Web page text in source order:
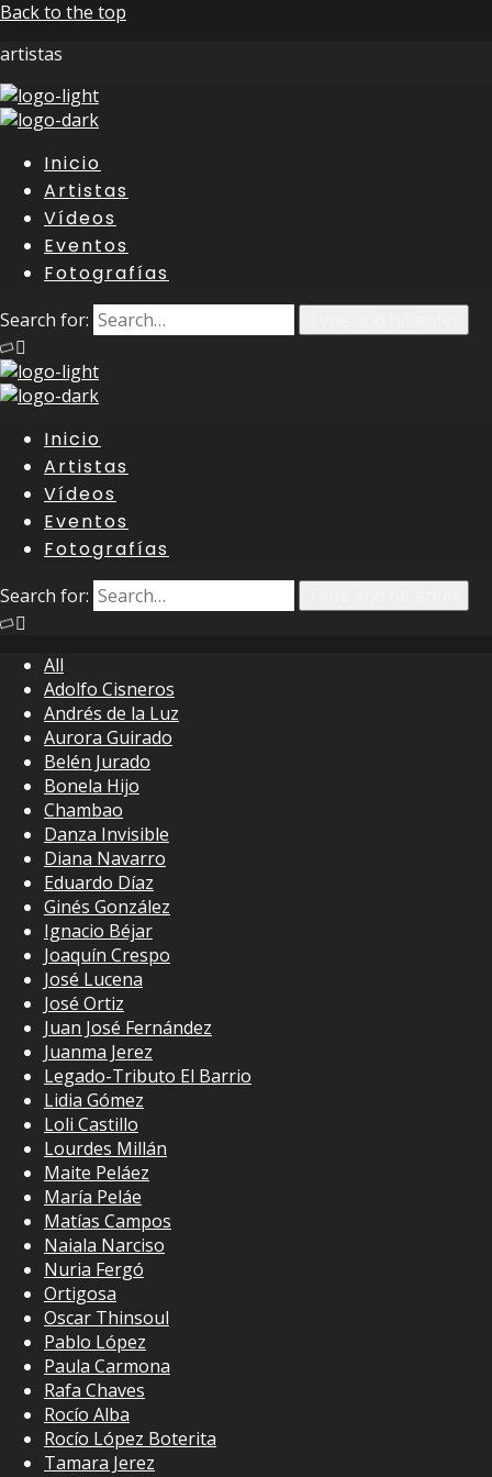
Back to the top
artistas
Inicio
Artistas
Vídeos
Eventos
Fotografías
Search for:
Inicio
Artistas
Vídeos
Eventos
Fotografías
Search for:
All
Adolfo Cisneros
Andrés de la Luz
Aurora Guirado
Belén Jurado
Bonela Hijo
Chambao
Danza Invisible
Diana Navarro
Eduardo Díaz
Ginés González
Ignacio Béjar
Joaquín Crespo
José Lucena
José Ortiz
Juan José Fernández
Juanma Jerez
Legado-Tributo El Barrio
Lidia Gómez
Loli Castillo
Lourdes Millán
Maite Peláez
María Peláe
Matías Campos
Naiala Narciso
Nuria Fergó
Ortigosa
Oscar Thinsoul
Pablo López
Paula Carmona
Rafa Chaves
Rocío Alba
Rocío López Boterita
Tamara Jerez